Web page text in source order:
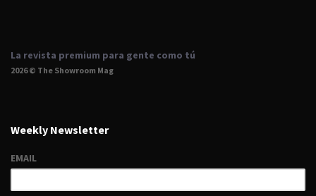
La revista premium para gente como tú
2026 © The Showroom Mag
Weekly Newsletter
EMAIL